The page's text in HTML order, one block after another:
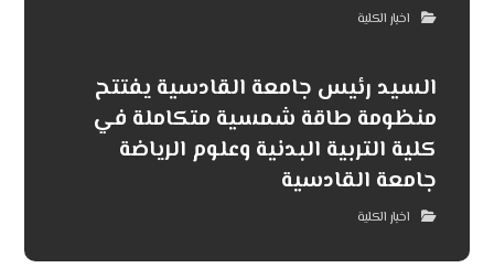
اخبار الكلية
السيد رئيس جامعة القادسية يفتتح
منظومة طاقة شمسية متكاملة في
كلية التربية البدنية وعلوم الرياضة
جامعة القادسية
اخبار الكلية